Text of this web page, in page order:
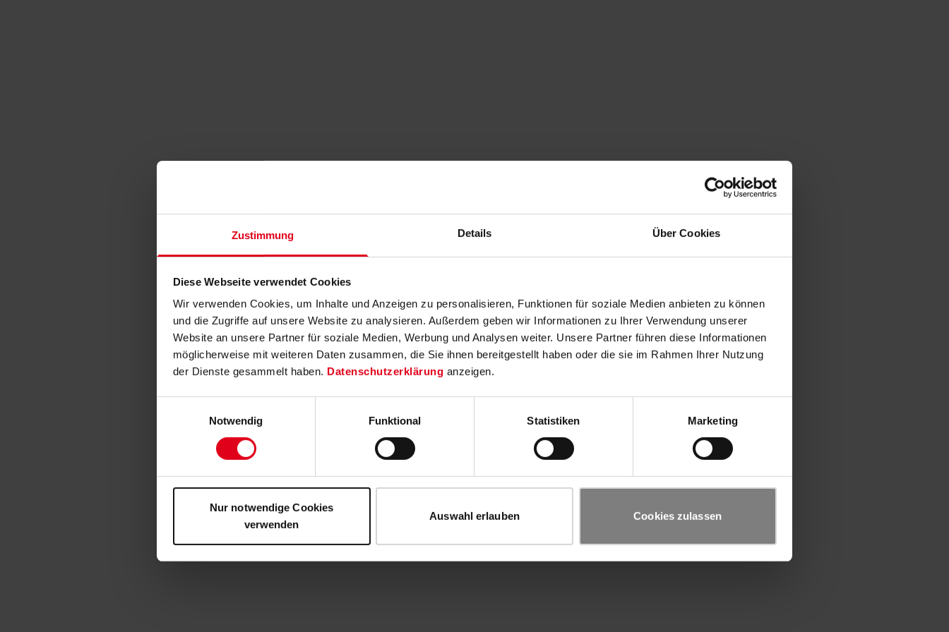
Zustimmung Details Über Cookies
Diese Webseite verwendet Cookies
Wir verwenden Cookies, um Inhalte und Anzeigen zu personalisieren, Funktionen für soziale Medien anbieten zu können
und die Zugriffe auf unsere Website zu analysieren. Außerdem geben wir Informationen zu Ihrer Verwendung unserer
Website an unsere Partner für soziale Medien, Werbung und Analysen weiter. Unsere Partner führen diese Informationen
möglicherweise mit weiteren Daten zusammen, die Sie ihnen bereitgestellt haben oder die sie im Rahmen Ihrer Nutzung
der Dienste gesammelt haben. Datenschutzerklärung anzeigen.
Notwendig
Funktional Statistiken Marketing
Nur notwendige Cookies
verwenden
Auswahl erlauben Cookies zulassen